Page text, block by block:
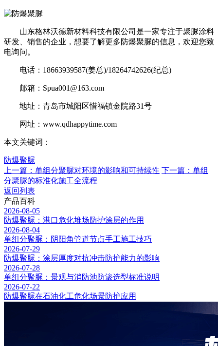
山东格林沃德新材料科技有限公司是一家专注于聚脲涂料
研发、销售的企业，想要了解更多防爆聚脲的信息，欢迎您致
电询问。
电话：18663939587(姜总)/18264742626(纪总)
邮箱：Spua001@163.com
地址：青岛市城阳区惜福镇金院路31号
网址：www.qdhappytime.com
本文关键词：
防爆聚脲
上一篇：单组分聚脲对环境的影响和可持续性 下一篇：单组
分聚脲的标准化施工全流程
返回列表
产品百科
2026-08-05
防爆聚脲：港口危化堆场防护涂层的作用
2026-08-04
单组分聚脲：阴阳角管道节点手工施工技巧
2026-07-29
防爆聚脲：涂层厚度对抗冲击防护能力的影响
2026-07-28
单组分聚脲：景观与消防池防渗选型标准说明
2026-07-22
防爆聚脲在石油化工危化场景防护应用